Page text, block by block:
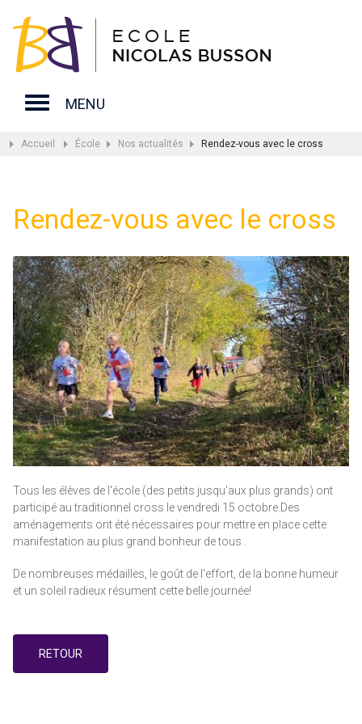
MENU
Accueil École Nos actualités Rendez-vous avec le cross
Rendez-vous avec le cross
Tous les élèves de l'école (des petits jusqu'aux plus grands) ont
participé au traditionnel cross le vendredi 15 octobre.Des
aménagements ont été nécessaires pour mettre en place cette
manifestation au plus grand bonheur de tous .
De nombreuses médailles, le goût de l'effort, de la bonne humeur
et un soleil radieux résument cette belle journée!
RETOUR